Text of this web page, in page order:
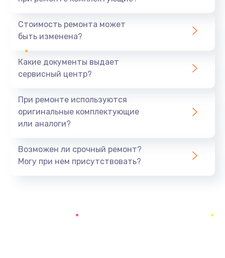
1440 руб.
Ремонт южного моста
Замена батарейки BIOS
Заказать
Стоимость ремонта может
быть изменена?
Какие документы выдает
сервисный центр?
При ремонте используются
оригинальные комплектующие
или аналоги?
Возможен ли срочный ремонт?
Могу при нем присутствовать?